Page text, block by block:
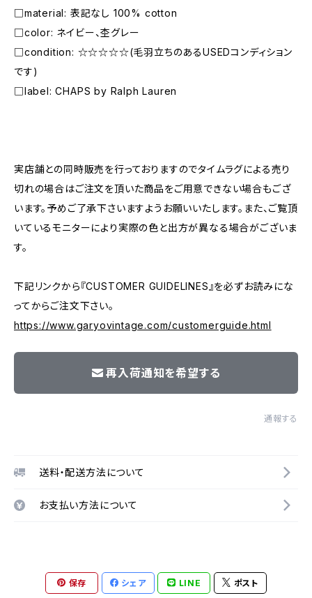
□material: 表記なし 100% cotton
□color: ネイビー、杢グレー
□condition: ☆☆☆☆☆(毛羽立ちのあるUSEDコンディション
です)
□label: CHAPS by Ralph Lauren
実店舗との同時販売を行っておりますのでタイムラグによる売り
切れの場合はご注文を頂いた商品をご用意できない場合もござ
います。予めご了承下さいますようお願いいたします。また、ご覧頂
いているモニターにより実際の色と出方が異なる場合がございま
す。
下記リンクから『CUSTOMER GUIDELINES』を必ずお読みにな
ってからご注文下さい。
https://www.garyovintage.com/customerguide.html
再入荷通知を希望する
通報する
送料・配送方法について
お支払い方法について
保存 シェア LINE ポスト